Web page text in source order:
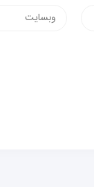
وب‌سایت